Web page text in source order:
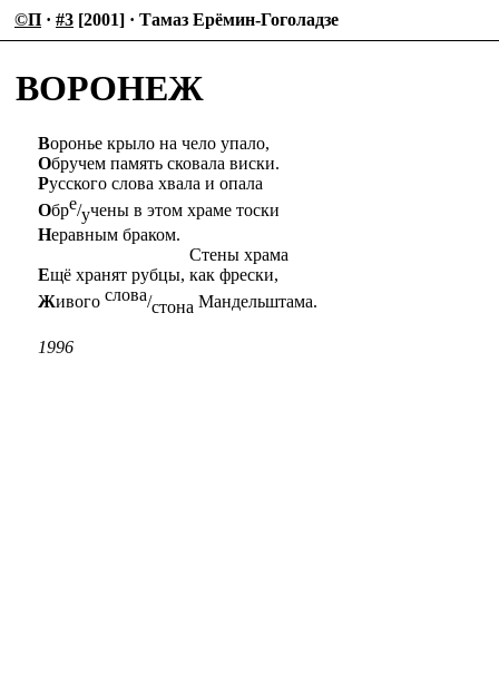
©П · #3 [2001] · Тамаз Ерёмин-Гоголадзе
ВОРОНЕЖ
Воронье крыло на чело упало,
Обручем память сковала виски.
Русского слова хвала и опала
Обре/учены в этом храме тоски
Неравным браком.
Стены храма
Ещё хранят рубцы, как фрески,
Живого слова/стонa Мандельштама.
1996